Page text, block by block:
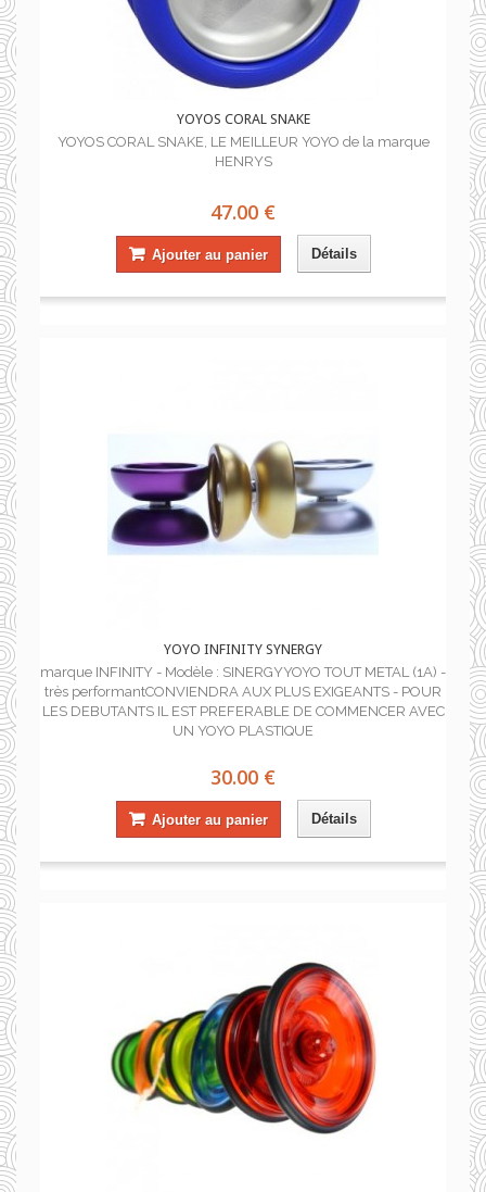
YOYOS CORAL SNAKE
YOYOS CORAL SNAKE, LE MEILLEUR YOYO de la marque
HENRYS
47.00 €
Ajouter au panier Détails
YOYO INFINITY SYNERGY
marque INFINITY - Modèle : SINERGYYOYO TOUT METAL (1A) -
très performantCONVIENDRA AUX PLUS EXIGEANTS - POUR
LES DEBUTANTS IL EST PREFERABLE DE COMMENCER AVEC
UN YOYO PLASTIQUE
30.00 €
Ajouter au panier Détails